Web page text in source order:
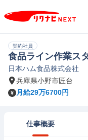
契約社員
食品ライン作業ス
日本ハム食品株式会社
兵庫県小野市匠台
月給29万6700円
仕事概要